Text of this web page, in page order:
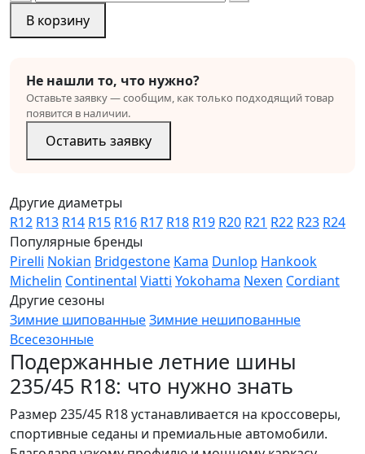
В корзину
Не нашли то, что нужно?
Оставьте заявку — сообщим, как только подходящий товар
появится в наличии.
Оставить заявку
Другие диаметры
R12 R13 R14 R15 R16 R17 R18 R19 R20 R21 R22 R23 R24
Популярные бренды
Pirelli Nokian Bridgestone Kama Dunlop Hankook
Michelin Continental Viatti Yokohama Nexen Cordiant
Другие сезоны
Зимние шипованныеЗимние нешипованные
Всесезонные
Подержанные летние шины
235/45 R18: что нужно знать
Размер 235/45 R18 устанавливается на кроссоверы,
спортивные седаны и премиальные автомобили.